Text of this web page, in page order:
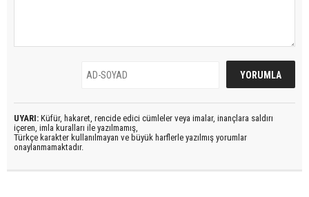
UYARI: Küfür, hakaret, rencide edici cümleler veya imalar, inançlara saldırı
içeren, imla kuralları ile yazılmamış,
Türkçe karakter kullanılmayan ve büyük harflerle yazılmış yorumlar
onaylanmamaktadır.